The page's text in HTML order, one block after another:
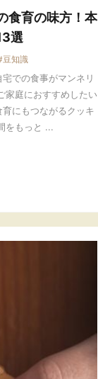
食育の味方！本
選
豆知識
での食事がマンネリ
家庭におすすめしたい
にもつながるクッキ
をもっと ...